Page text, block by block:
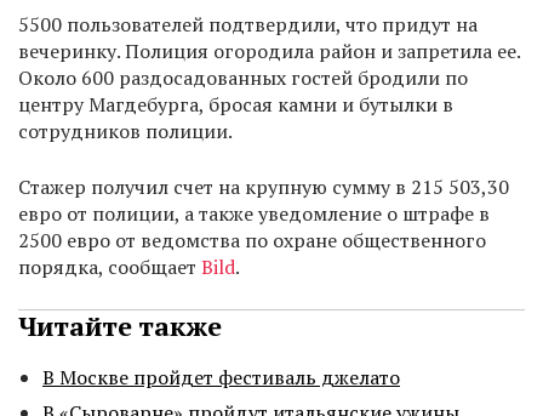
5500 пользователей подтвердили, что придут на
вечеринку. Полиция огородила район и запретила ее.
Около 600 раздосадованных гостей бродили по
центру Магдебурга, бросая камни и бутылки в
сотрудников полиции.
Стажер получил счет на крупную сумму в 215 503,30
евро от полиции, а также уведомление о штрафе в
2500 евро от ведомства по охране общественного
порядка, сообщает Bild.
Читайте также
В Москве пройдет фестиваль джелато